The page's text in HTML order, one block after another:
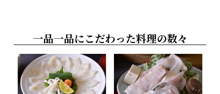
一品一品にこだわった料理の数々